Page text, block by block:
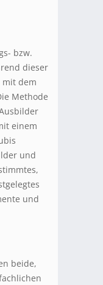
bzw.
dieser
dem
Methode
einem
und
und
beide,